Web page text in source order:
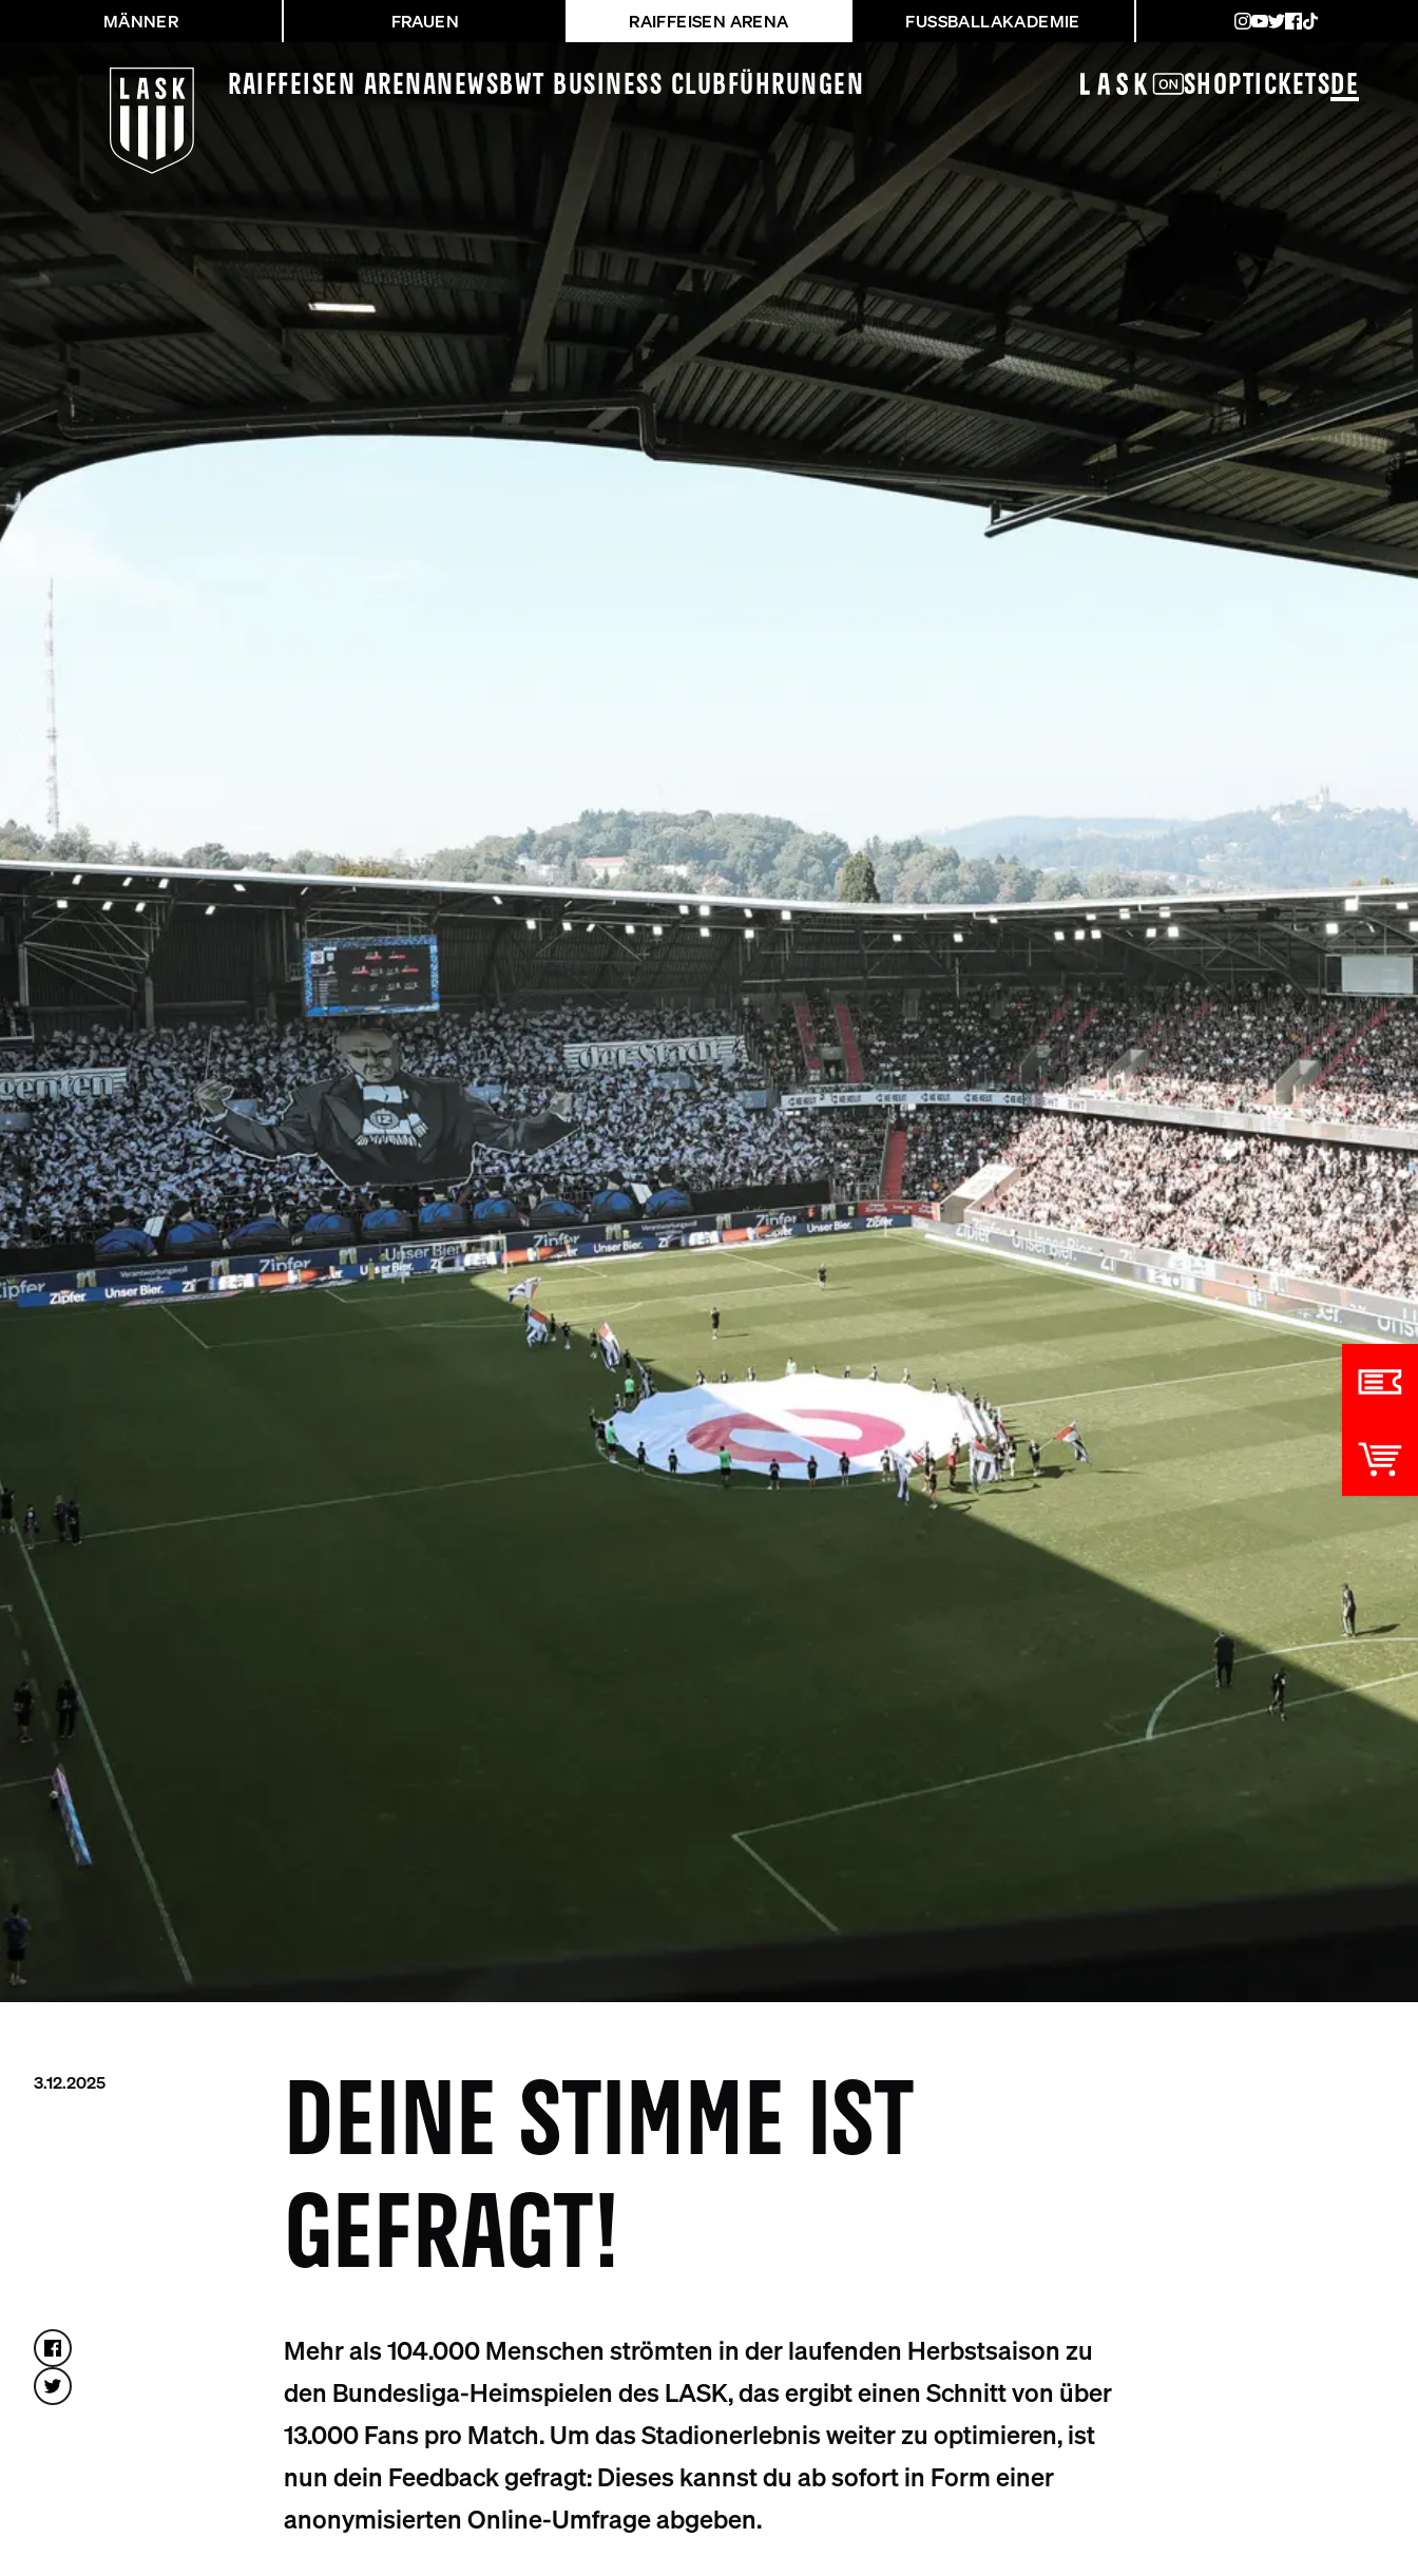
MÄNNER FRAUEN RAIFFEISEN ARENA FUSSBALLAKADEMIE
Raiffeisen Arena News BWT Business Club Führungen ShopTickets DE
3.12.2025
DEINE STIMME IST
GEFRAGT!
Mehr als 104.000 Menschen strömten in der laufenden Herbstsaison zu
den Bundesliga-Heimspielen des LASK, das ergibt einen Schnitt von über
13.000 Fans pro Match. Um das Stadionerlebnis weiter zu optimieren, ist
nun dein Feedback gefragt: Dieses kannst du ab sofort in Form einer
anonymisierten Online-Umfrage abgeben.